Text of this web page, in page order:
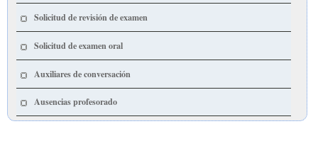
Solicitud de revisión de examen
Solicitud de examen oral
Auxiliares de conversación
Ausencias profesorado